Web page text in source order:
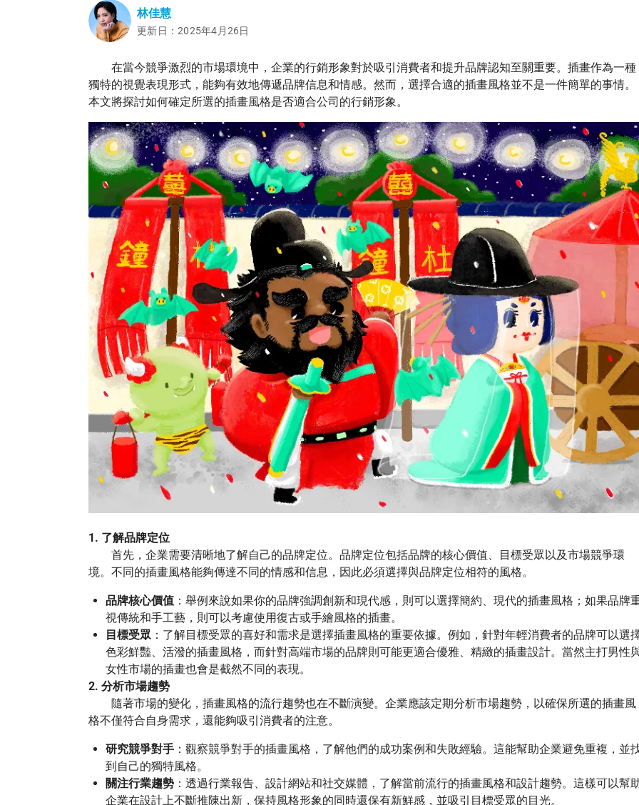
林佳慧
更新日：2025年4月26日
在當今競爭激烈的市場環境中，企業的行銷形象對於吸引消費者和提升品牌認知至關重要。插畫作為一種
獨特的視覺表現形式，能夠有效地傳遞品牌信息和情感。然而，選擇合適的插畫風格並不是一件簡單的事情。
本文將探討如何確定所選的插畫風格是否適合公司的行銷形象。
1. 了解品牌定位
首先，企業需要清晰地了解自己的品牌定位。品牌定位包括品牌的核心價值、目標受眾以及市場競爭環
境。不同的插畫風格能夠傳達不同的情感和信息，因此必須選擇與品牌定位相符的風格。
品牌核心價值 ：舉例來說如果你的品牌強調創新和現代感，則可以選擇簡約、現代的插畫風格；如果品牌
視傳統和手工藝，則可以考慮使用復古或手繪風格的插畫。
目標受眾 ：了解目標受眾的喜好和需求是選擇插畫風格的重要依據。例如，針對年輕消費者的品牌可以選
色彩鮮豔、活潑的插畫風格，而針對高端市場的品牌則可能更適合優雅、精緻的插畫設計。當然主打男性
女性市場的插畫也會是截然不同的表現。
2. 分析市場趨勢
隨著市場的變化，插畫風格的流行趨勢也在不斷演變。企業應該定期分析市場趨勢，以確保所選的插畫風
格不僅符合自身需求，還能夠吸引消費者的注意。
研究競爭對手 ：觀察競爭對手的插畫風格，了解他們的成功案例和失敗經驗。這能幫助企業避免重複，並
到自己的獨特風格。
關注行業趨勢 ：透過行業報告、設計網站和社交媒體，了解當前流行的插畫風格和設計趨勢。這樣可以幫
企業在設計上不斷推陳出新，保持風格形象的同時還保有新鮮感，並吸引目標受眾的目光。